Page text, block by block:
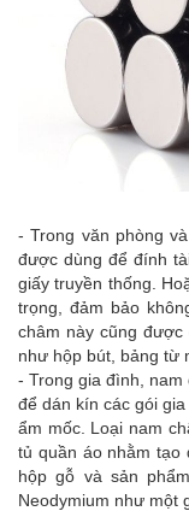
- Trong văn phòng
được dùng để đính
giấy truyền thống.
trọng, đảm bảo
châm này cũng
như hộp bút, bảng từ
- Trong gia đình,
để dán kín các gói
ẩm mốc. Loại nam
tủ quần áo nhằm tạo
hộp gỗ và sản
Neodymium như một